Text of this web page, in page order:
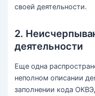
своей деятельности.
2.
деятельности
Еще одна
неполном описании
заполнении кода